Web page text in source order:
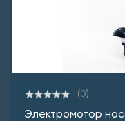
(0)
Электромотор